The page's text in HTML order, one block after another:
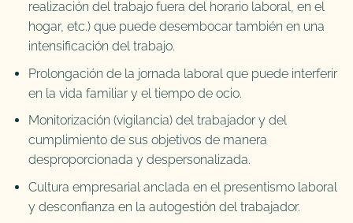
realización del trabajo fuera del horario laboral, en el
hogar, etc.) que puede desembocar también en una
intensificación del trabajo.
Prolongación de la jornada laboral que puede interferir
en la vida familiar y el tiempo de ocio.
Monitorización (vigilancia) del trabajador y del
cumplimiento de sus objetivos de manera
desproporcionada y despersonalizada.
Cultura empresarial anclada en el presentismo laboral
y desconfianza en la autogestión del trabajador.